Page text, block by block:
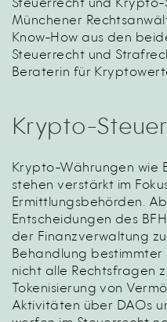
Steuerrecht und Krypto-
Münchener
Know-How aus den
Steuerrecht und
Beraterin für
Krypto-
Krypto-Währungen wie
stehen verstärkt im
Ermittlungsbehörden.
Entscheidungen des
der Finanzverwaltung
Behandlung
nicht alle Rechtsfragen
Tokenisierung von
Aktivitäten über DAOs